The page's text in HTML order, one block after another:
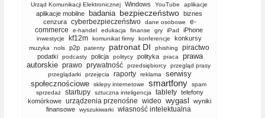
Urząd Komunikacji Elektronicznej Windows YouTube aplikacje
aplikacje mobilne badania bezpieczeństwo biznes
cenzura cyberbezpieczeństwo dane osobowe
e-
commerce
e-handel edukacja finanse gry iPad iPhone
inwestycje kf12m komunikat firmy konferencje konkursy
muzyka nols p2p patenty patronat DI phishing piractwo
podatki podcasty policja politycy polityka praca
prawa
autorskie prawo prywatność przedsiębiorcy
przegląd prasy
przeglądarki
przejęcia raporty reklama
serwisy
społecznościowe
sklepy internetowe smartfony
spam
sprzedaż
startupy sztuczna inteligencja tablety telefony
komórkowe
urządzenia przenośne wideo wygasl
wyniki
finansowe
wyszukiwarki własność intelektualna